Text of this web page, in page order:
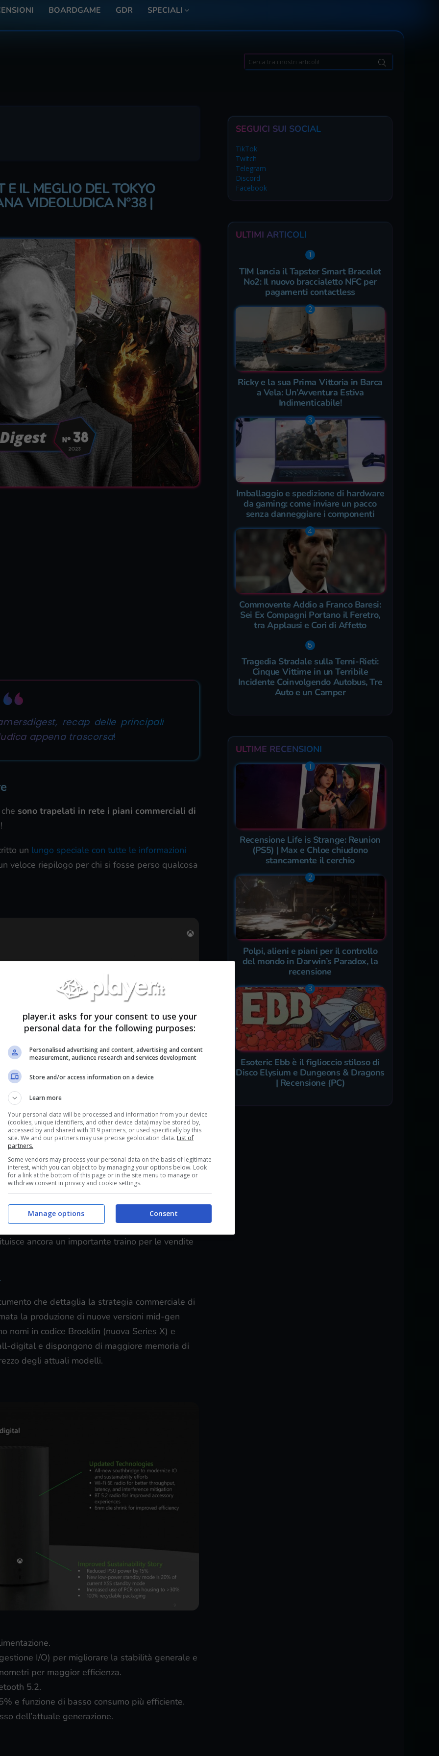
BOARDGAME GDR SPECIALI
Search
for:
IL MEGLIO DEL TOKYO
VIDEOLUDICA N°38 |
recap delle principali
appena trascorsa!
sono trapelati in rete i piani commerciali di
un lungo speciale con tutte le informazioni
veloce riepilogo per chi si fosse perso qualcosa
dispositivi Xbox fino al 2030.
ed altri dirigenti Microsoft è emerso un
il passaggio alla decima generazione di
qualche mese fa che riportava dichiarazioni
di dibattimento in aula (nella causa intentata
Blizzard), che facevano il medesimo
che Microsoft non ha intenzione di
ancora un importante traino per le vendite
che dettaglia la strategia commerciale di
la produzione di nuove versioni mid-gen
nomi in codice Brooklin (nuova Series X) e
digital e dispongono di maggiore memoria di
degli attuali modelli.
I/O) per migliorare la stabilità generale e
per maggior efficienza.
5.2.
e funzione di basso consumo più efficiente.
dell’attuale generazione.
SEGUICI SUI SOCIAL
TikTok
Twitch
Telegram
Discord
Facebook
ULTIMI ARTICOLI
TIM lancia il Tapster Smart Bracelet
No2: Il nuovo braccialetto NFC per
pagamenti contactless
Ricky e la sua Prima Vittoria in Barca
a Vela: Un’Avventura Estiva
Indimenticabile!
Imballaggio e spedizione di hardware
da gaming: come inviare un pacco
senza danneggiare i componenti
Commovente Addio a Franco Baresi:
Sei Ex Compagni Portano il Feretro,
tra Applausi e Cori di Affetto
Tragedia Stradale sulla Terni-Rieti:
Cinque Vittime in un Terribile
Incidente Coinvolgendo Autobus, Tre
Auto e un Camper
ULTIME RECENSIONI
Recensione Life is Strange: Reunion
(PS5) | Max e Chloe chiudono
stancamente il cerchio
Polpi, alieni e piani per il controllo
del mondo in Darwin’s Paradox, la
recensione
Esoteric Ebb è il figlioccio stiloso di
Disco Elysium e Dungeons & Dragons
| Recensione (PC)
player.it asks for your consent to use your
personal data for the following purposes:
Personalised advertising and content, advertising and content
measurement, audience research and services development
Store and/or access information on a device
Learn more
Your personal data will be processed and information from your device
(cookies, unique identifiers, and other device data) may be stored by,
accessed by and shared with 319 partners, or used specifically by this
site. We and our partners may use precise geolocation data. List of
partners.
Some vendors may process your personal data on the basis of legitimate
interest, which you can object to by managing your options below. Look
for a link at the bottom of this page or in the site menu to manage or
withdraw consent in privacy and cookie settings.
Consent
Manage options